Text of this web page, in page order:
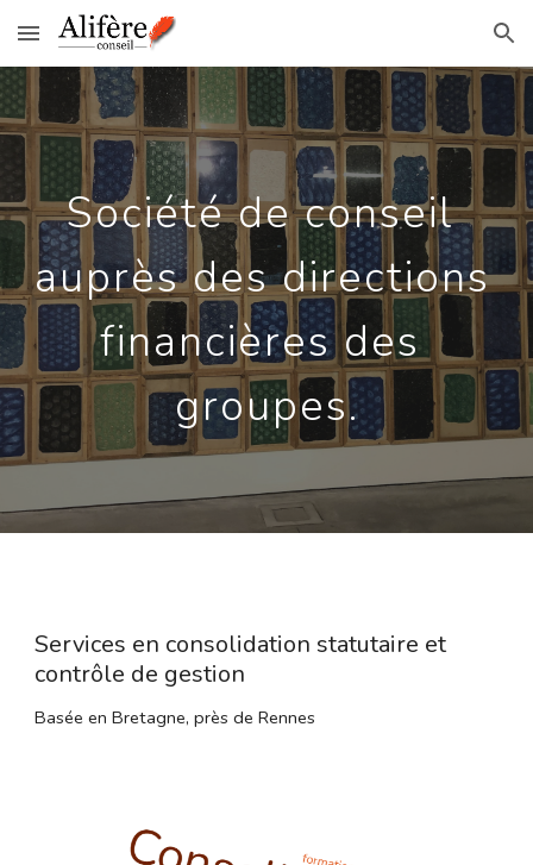
Skip to main content Skip to navigation
Société de conseil
auprès des directions
financières des
groupes.
Services en consolidation statutaire et
contrôle de gestion
Basée en Bretagne, près de Rennes